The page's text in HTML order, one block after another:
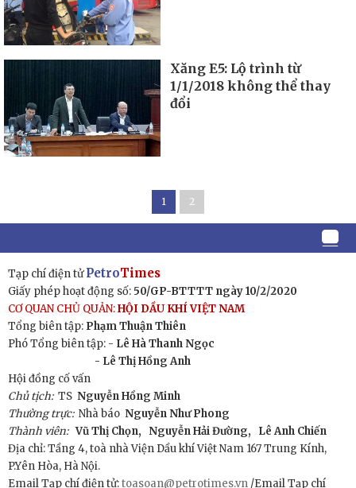
Xăng E5: Lộ trình từ
1/1/2018 không thể thay
đổi
1 2
Tạp chí điện tửPetroTimes
Giấy phép hoạt động số: 50/GP-BTTTT ngày 10/2/2020
CƠ QUAN CHỦ QUẢN:HỘI DẦU KHÍ VIỆT NAM
Tổng biên tập: Phạm Thuận Thiên
Phó Tổng biên tập: - Lê Hà Thanh Ngọc
- Lê Thị Hồng Anh
Hội đồng cố vấn
Chủ tịch:TS Nguyễn Hồng Minh
Thường trực: Nhà báo Nguyễn Như Phong
Thành viên: Vũ Thị Chọn, Nguyễn Hải Đường,
Lê Anh Chiến
Địa chỉ: Tầng 4, toà nhà Viện Dầu khí Việt Nam 167 Trung Kính,
P.Yên Hòa, Hà Nội.
Email Tạp chí điện tử:toasoan@petrotimes.vn /Email Tạp chí